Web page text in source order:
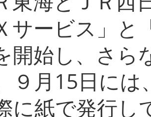
サービス」
開始し、さら
９月15日に
に紙で発行し